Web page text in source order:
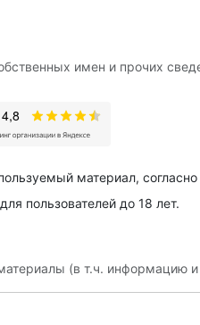
имен и прочих
материал, согласно
пользователей до 18 лет.
(в т.ч. информацию